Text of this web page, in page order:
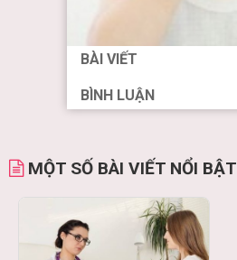
BÀI VIẾT
BÌNH LUẬN
MỘT SỐ BÀI VIẾT NỔI BẬT